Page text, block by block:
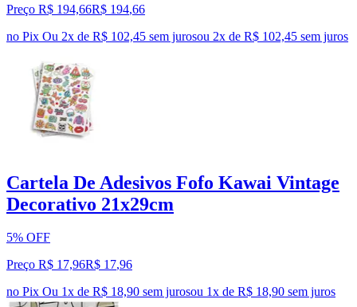
Preço R$ 194,66R$ 194,66
no Pix Ou 2x de R$ 102,45 sem jurosou 2x de R$ 102,45 sem juros
Cartela De Adesivos Fofo Kawai Vintage
Decorativo 21x29cm
5% OFF
Preço R$ 17,96R$ 17,96
no Pix Ou 1x de R$ 18,90 sem jurosou 1x de R$ 18,90 sem juros